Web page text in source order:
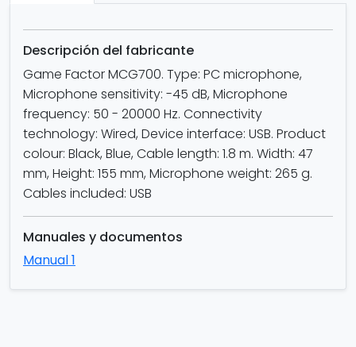
Descripción del fabricante
Game Factor MCG700. Type: PC microphone,
Microphone sensitivity: -45 dB, Microphone
frequency: 50 - 20000 Hz. Connectivity
technology: Wired, Device interface: USB. Product
colour: Black, Blue, Cable length: 1.8 m. Width: 47
mm, Height: 155 mm, Microphone weight: 265 g.
Cables included: USB
Manuales y documentos
Manual 1